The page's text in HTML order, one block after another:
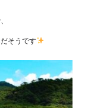
そうです